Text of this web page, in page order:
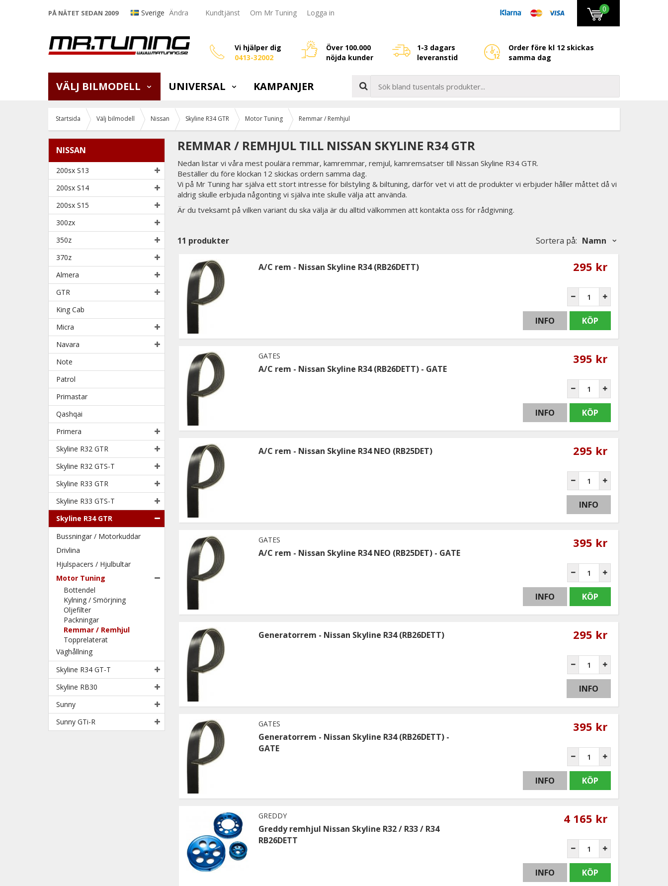
PÅ NÄTET SEDAN 2009 Sverige Ändra Kundtjänst Om Mr Tuning Logga in 0
Vi hjälper dig
0413-32002
Över 100.000
nöjda kunder
1-3 dagars
leveranstid
Order före kl 12 skickas
samma dag
VÄLJ BILMODELL UNIVERSAL KAMPANJER
Startsida Välj bilmodell Nissan Skyline R34 GTR Motor Tuning Remmar / Remhjul
NISSAN
200sx S13
200sx S14
200sx S15
300zx
350z
370z
Almera
GTR
King Cab
Micra
Navara
Note
Patrol
Primastar
Qashqai
Primera
Skyline R32 GTR
Skyline R32 GTS-T
Skyline R33 GTR
Skyline R33 GTS-T
Skyline R34 GTR
Bussningar / Motorkuddar
Drivlina
Hjulspacers / Hjulbultar
Motor Tuning
Bottendel
Kylning / Smörjning
Oljefilter
Packningar
Remmar / Remhjul
Topprelaterat
Väghållning
Skyline R34 GT-T
Skyline RB30
Sunny
Sunny GTi-R
REMMAR / REMHJUL TILL NISSAN SKYLINE R34 GTR
Nedan listar vi våra mest poulära remmar, kamremmar, remjul, kamremsatser till Nissan Skyline R34 GTR.
Beställer du före klockan 12 skickas ordern samma dag.
Vi på Mr Tuning har själva ett stort intresse för bilstyling & biltuning, därför vet vi att de produkter vi erbjuder håller måttet då vi
aldrig skulle erbjuda någonting vi själva inte skulle välja att använda.
Är du tveksamt på vilken variant du ska välja är du alltid välkommen att kontakta oss för rådgivning.
11 produkter Sortera på: Namn
A/C rem - Nissan Skyline R34 (RB26DETT) 295 kr
INFO KÖP
GATES
A/C rem - Nissan Skyline R34 (RB26DETT) - GATE
395 kr
INFO KÖP
A/C rem - Nissan Skyline R34 NEO (RB25DET) 295 kr
INFO
GATES
A/C rem - Nissan Skyline R34 NEO (RB25DET) - GATE
395 kr
INFO KÖP
Generatorrem - Nissan Skyline R34 (RB26DETT) 295 kr
INFO
GATES
Generatorrem - Nissan Skyline R34 (RB26DETT) -
GATE
395 kr
INFO KÖP
GREDDY
Greddy remhjul Nissan Skyline R32 / R33 / R34
RB26DETT
4 165 kr
INFO KÖP